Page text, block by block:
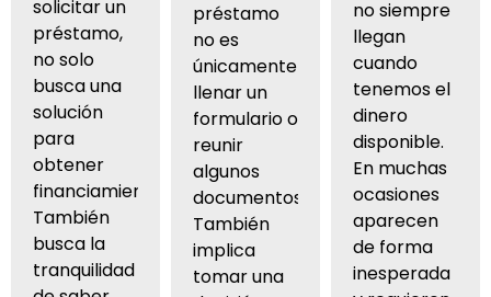
solicitar un
préstamo,
no solo
busca una
solución
para
obtener
financiamiento.
También
busca la
tranquilidad
préstamo
no es
únicamente
llenar un
formulario o
reunir
algunos
documentos.
También
implica
tomar una
no siempre
llegan
cuando
tenemos el
dinero
disponible.
En muchas
ocasiones
aparecen
de forma
inesperada